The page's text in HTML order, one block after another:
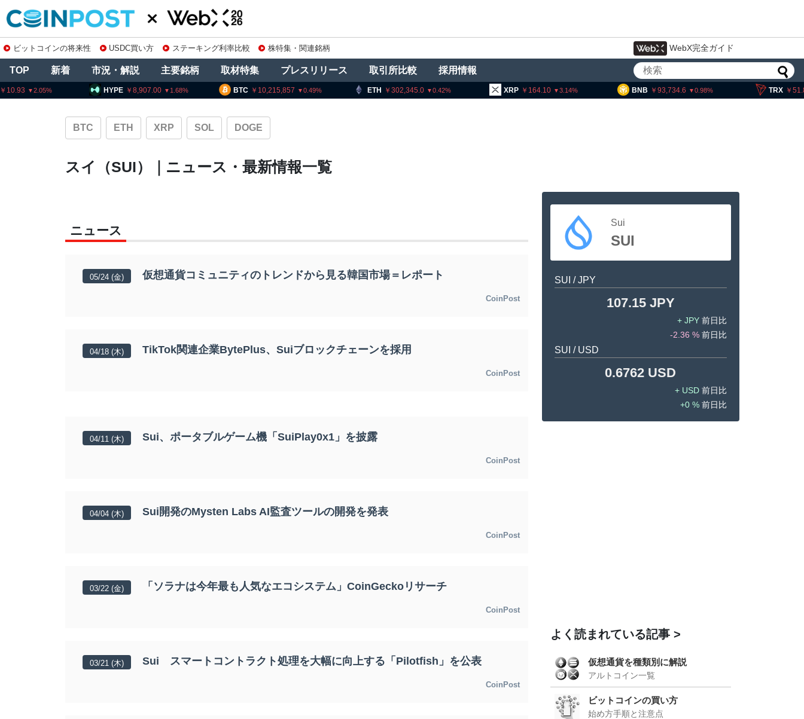
ビットコインの将来性 USDC買い方 ステーキング利率比較 株特集・関連銘柄 WebX完全ガイド
TOP 新着 市況・解説 主要銘柄 取材特集 プレスリリース 取引所比較 採用情報
BTC 10,215,857 0.49 ETH 302,345.0 0.42 XRP 164.10 3.14 BNB 93,734.6 0.98 TRX 51.80
HYPE 8,907.00 1.68
BTC ETH XRP SOL DOGE
スイ（SUI）｜ニュース・最新情報一覧
ニュース
05/24 (金) 仮想通貨コミュニティのトレンドから見る韓国市場＝レポート
CoinPost
04/18 (木) TikTok関連企業BytePlus、Suiブロックチェーンを採用
CoinPost
04/11 (木) Sui、ポータブルゲーム機「SuiPlay0x1」を披露
CoinPost
04/04 (木) Sui開発のMysten Labs AI監査ツールの開発を発表
CoinPost
03/22 (金) 「ソラナは今年最も人気なエコシステム」CoinGeckoリサーチ
CoinPost
03/21 (木) Sui スマートコントラクト処理を大幅に向上する「Pilotfish」を公表
CoinPost
Sui
SUI
SUI / JPY
107.15 JPY
JPY
-2.36 %
SUI / USD
0.6762 USD
USD
0 %
よく読まれている記事
仮想通貨を種類別に解説
アルトコイン一覧
ビットコインの買い方
始め方手順と注意点